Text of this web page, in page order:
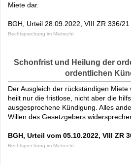
Miete dar.
BGH, Urteil 28.09.2022, VIII ZR 336/21
Rechtsprechung im Mietrecht
Schonfrist und Heilung der
ordentlichen
Der Ausgleich der rückständigen
heilt nur die fristlose, nicht aber die
ausgesprochene Kündigung. Alles
Willen des Gesetzgebers
BGH, Urteil vom 05.10.2022, VIII ZR
Rechtsprechung im Mietrecht